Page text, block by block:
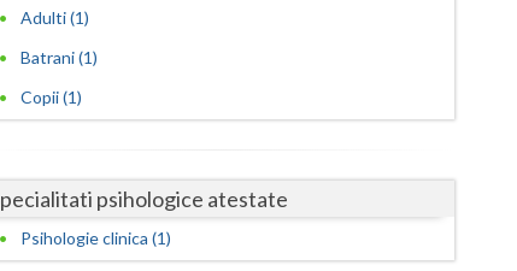
Maramures
Mehedinti
Adulti (1)
Batrani (1)
Copii (1)
psihologice atestate
Psihologie clinica (1)